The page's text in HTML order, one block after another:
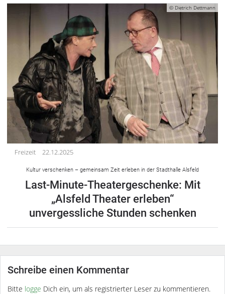
© Dietrich Dettmann
Freizeit 22.12.2025
Kultur verschenken – gemeinsam Zeit erleben in der Stadthalle Alsfeld
Last-Minute-Theatergeschenke: Mit
„Alsfeld Theater erleben“
unvergessliche Stunden schenken
Schreibe einen Kommentar
Bitte logge Dich ein, um als registrierter Leser zu kommentieren.